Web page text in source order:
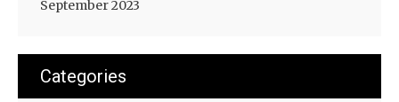
September 2023
Categories